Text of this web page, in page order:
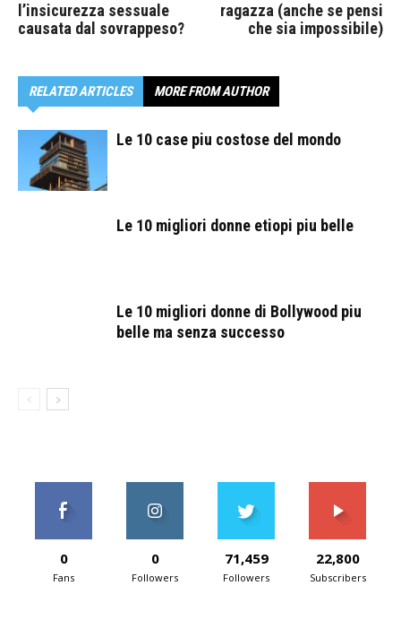
l’insicurezza sessuale
causata dal sovrappeso?
ragazza (anche se pensi
che sia impossibile)
RELATED ARTICLES MORE FROM AUTHOR
Le 10 case piu costose del mondo
Le 10 migliori donne etiopi piu belle
Le 10 migliori donne di Bollywood piu
belle ma senza successo
0
Fans
0
Followers
71,459
Followers
22,800
Subscribers